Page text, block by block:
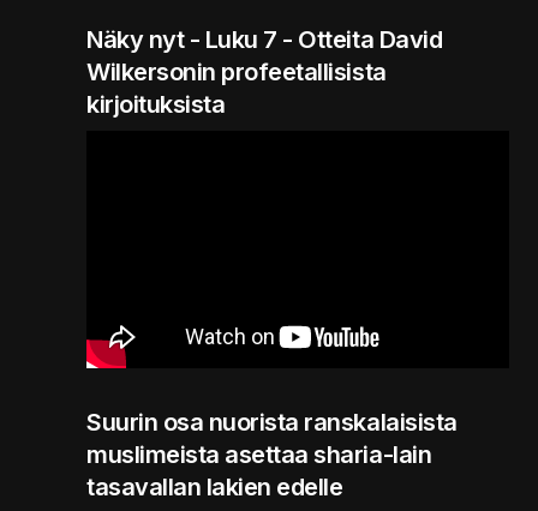
Näky nyt - Luku 7 - Otteita David
Wilkersonin profeetallisista
kirjoituksista
Suurin osa nuorista ranskalaisista
muslimeista asettaa sharia-lain
tasavallan lakien edelle